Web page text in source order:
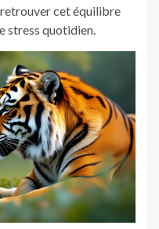
retrouver cet équilibre
stress quotidien.